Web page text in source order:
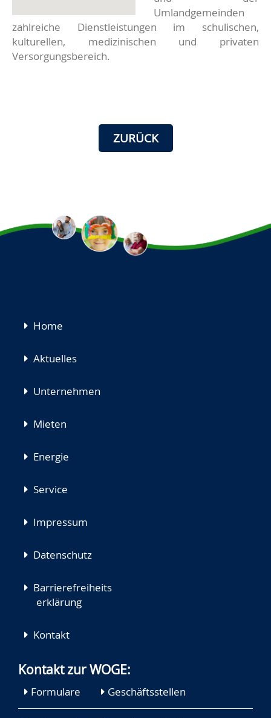
Umlandgemeinden
zahlreiche Dienstleistungen im schulischen,
kulturellen, medizinischen und privaten
Versorgungsbereich.
ZURÜCK
Navigation
Home
Aktuelles
Unternehmen
Mieten
Energie
Service
Impressum
Datenschutz
Barrierefreiheits
erklärung
Kontakt
Kontakt zur WOGE:
Formulare Geschäftsstellen